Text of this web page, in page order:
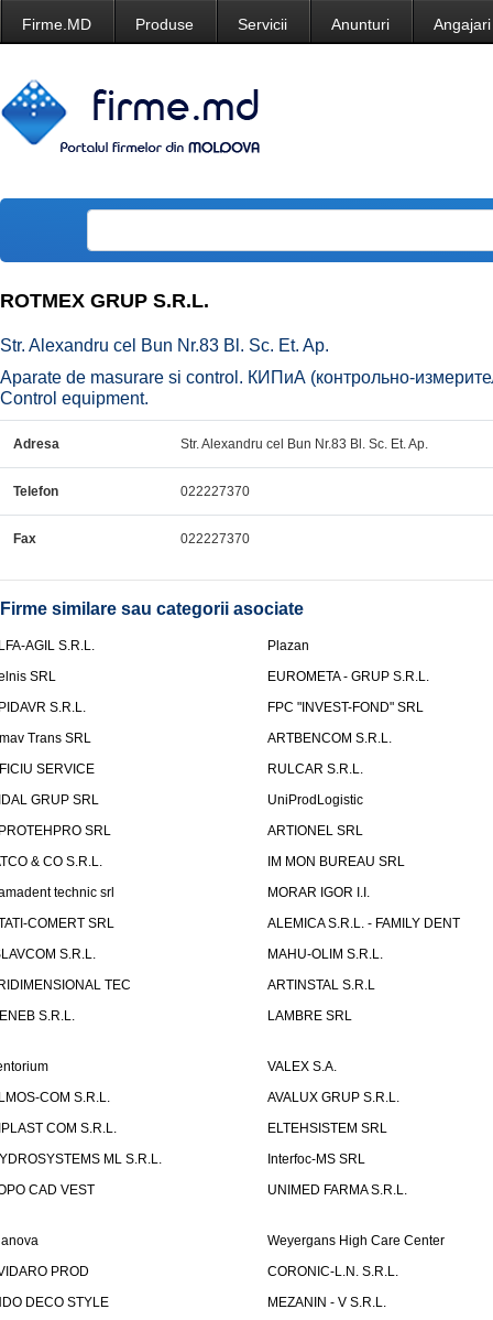
Firme.MD Produse Servicii Anunturi Angajari
ROTMEX GRUP S.R.L.
Str. Alexandru cel Bun Nr.83 Bl. Sc. Et. Ap.
Aparate de masurare si control. КИПиА (контрольно-
Control equipment.
Adresa Str. Alexandru cel Bun Nr.83 Bl. Sc. Et. Ap.
Telefon 022227370
Fax 022227370
Firme similare sau categorii asociate
AGIL S.R.L.
Plazan
SRL
EUROMETA - GRUP S.R.L.
S.R.L.
FPC "INVEST-FOND" SRL
Trans SRL
ARTBENCOM S.R.L.
SERVICE
RULCAR S.R.L.
GRUP SRL
UniProdLogistic
SRL
ARTIONEL SRL
& CO S.R.L.
IM MON BUREAU SRL
technic srl
MORAR IGOR I.I.
COMERT SRL
ALEMICA S.R.L. - FAMILY DENT
S.R.L.
MAHU-OLIM S.R.L.
TEC
ARTINSTAL S.R.L
S.R.L.
LAMBRE SRL
VALEX S.A.
COM S.R.L.
AVALUX GRUP S.R.L.
COM S.R.L.
ELTEHSISTEM SRL
ML S.R.L.
Interfoc-MS SRL
CAD VEST
UNIMED FARMA S.R.L.
Weyergans High Care Center
PROD
CORONIC-L.N. S.R.L.
DECO STYLE
MEZANIN - V S.R.L.